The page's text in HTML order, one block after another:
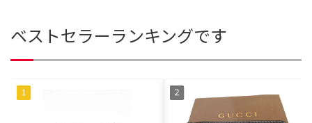
ベストセラーランキングです